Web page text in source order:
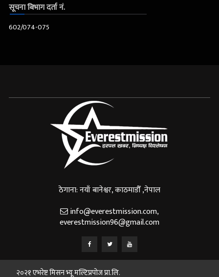
सूचना बिभाग दर्ता नं.
602/074-075
ठेगाना: नयाँ बानेश्वर, काठमाडौँ ,नेपाल
info@everestmission.com,
everestmission96@gmail.com
२०२१ एभरेष्ट मिसन भ्यू मल्टिप्रपोज प्रा.लि.